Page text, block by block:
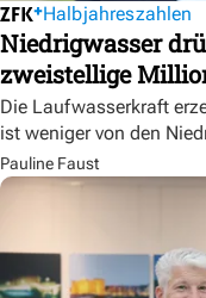
Halbjahreszahlen
Niedrigwasser
zweistellige
Die Laufwasserkraft
ist weniger von den
Pauline Faust